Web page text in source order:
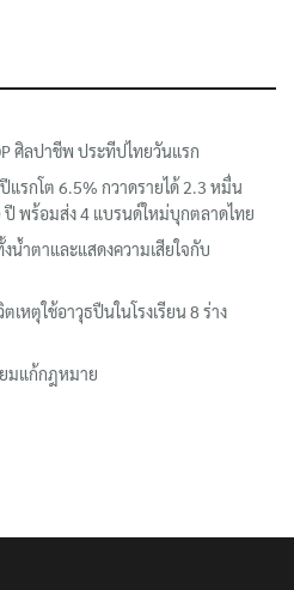
ศิลปาชีพ ประทีปไทยวันแรก
แรกโต 6.5% กวาดรายได้ 2.3 หมื่น
ปี พร้อมส่ง 4 แบรนด์ใหม่บุกตลาดไทย
น้ำตาและแสดงความเสียใจกับ
หตุใช้อาวุธปืนในโรงเรียน 8 ร่าง
มแก้กฎหมาย